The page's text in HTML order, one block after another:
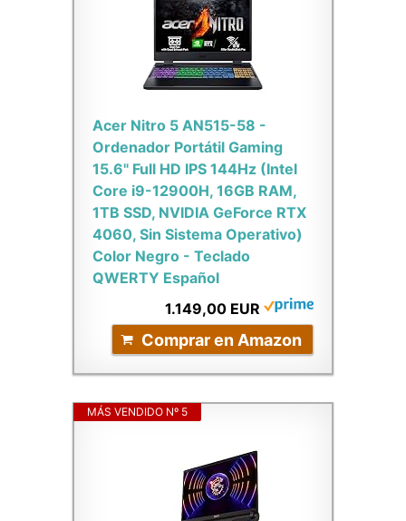
Acer Nitro 5 AN515-58 -
Ordenador Portátil Gaming
15.6" Full HD IPS 144Hz (Intel
Core i9-12900H, 16GB RAM,
1TB SSD, NVIDIA GeForce RTX
4060, Sin Sistema Operativo)
Color Negro - Teclado
QWERTY Español
1.149,00 EUR
Comprar en Amazon
MÁS VENDIDO Nº 5